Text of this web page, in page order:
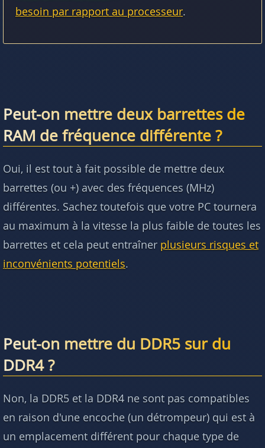
besoin par rapport au processeur.
Peut-on mettre deux barrettes de
RAM de fréquence différente ?
Oui, il est tout à fait possible de mettre deux
barrettes (ou +) avec des fréquences (MHz)
différentes. Sachez toutefois que votre PC tournera
au maximum à la vitesse la plus faible de toutes les
barrettes et cela peut entraîner plusieurs risques et
inconvénients potentiels.
Peut-on mettre du DDR5 sur du
DDR4 ?
Non, la DDR5 et la DDR4 ne sont pas compatibles
en raison d'une encoche (un détrompeur) qui est à
un emplacement différent pour chaque type de